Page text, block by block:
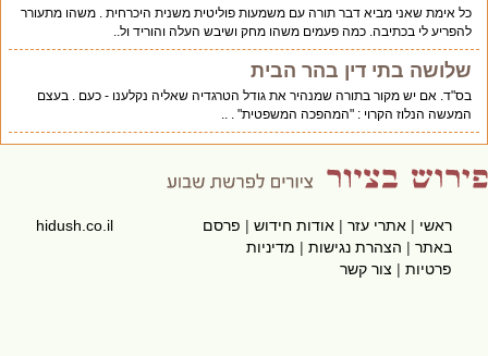
כל אימת שאני מביא דבר תורה עם משמעות פוליטית משנית היכרחית . משהו מתעורר
להפריע לי בכתיבה. כמה פעמים משהו מחק ושיבש העלה והוריד ול..
שלושה בתי דין בהר הבית
בס"ד. אם יש מקור בתורה שמנהיר את גודל הטרגדיה שאליה נקלענו - כעם . בעצם
המעשה הנלוז הקרוי : "המהפכה המשפטית" . ..
ראשי|אתרי עזר|אודות חידוש|פרסם
באתר|הצהרת נגישות|מדיניות
פרטיות|צור קשר
hidush.co.il